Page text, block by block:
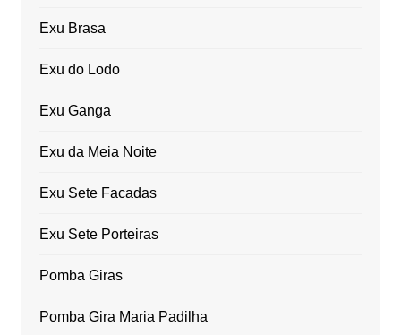
Exu Brasa
Exu do Lodo
Exu Ganga
Exu da Meia Noite
Exu Sete Facadas
Exu Sete Porteiras
Pomba Giras
Pomba Gira Maria Padilha